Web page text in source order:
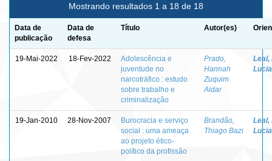
Mostrando resultados 1 a 18 de 18
Data de
publicação
Data de
defesa
Título Autor(es)
19-Mai-2022 18-Fev-2022
Adolescência e
juventude no
narcotráfico : estudo
sobre trabalho e
criminalização
Prado,
Hannah
Zuquim
Aidar
Leal,
19-Jan-2010 28-Nov-2007
Burocracia e serviço
social : uma ameaça
ao projeto ético-
político da profissâo
Brandão,
Thiago Bazi
Leal,